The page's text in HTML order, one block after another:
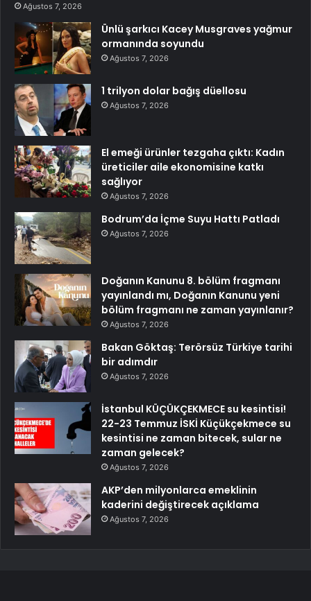
Ağustos 7, 2026
Ünlü şarkıcı Kacey Musgraves yağmur
ormanında soyundu
Ağustos 7, 2026
1 trilyon dolar bağış düellosu
Ağustos 7, 2026
El emeği ürünler tezgaha çıktı: Kadın
üreticiler aile ekonomisine katkı
sağlıyor
Ağustos 7, 2026
Bodrum’da İçme Suyu Hattı Patladı
Ağustos 7, 2026
Doğanın Kanunu 8. bölüm fragmanı
yayınlandı mı, Doğanın Kanunu yeni
bölüm fragmanı ne zaman yayınlanır?
Ağustos 7, 2026
Bakan Göktaş: Terörsüz Türkiye tarihi
bir adımdır
Ağustos 7, 2026
İstanbul KÜÇÜKÇEKMECE su kesintisi!
22-23 Temmuz İSKİ Küçükçekmece su
kesintisi ne zaman bitecek, sular ne
zaman gelecek?
Ağustos 7, 2026
AKP’den milyonlarca emeklinin
kaderini değiştirecek açıklama
Ağustos 7, 2026